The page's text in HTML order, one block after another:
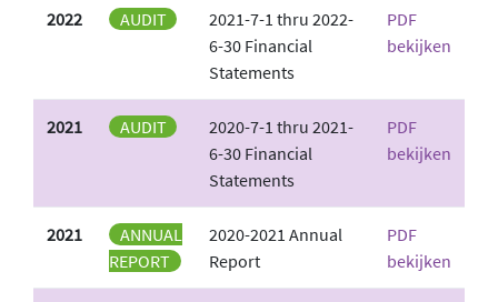
2022 AUDIT
2021-7-1 thru 2022-
6-30 Financial
Statements
PDF
bekijken
2021 AUDIT
2020-7-1 thru 2021-
6-30 Financial
Statements
PDF
bekijken
2021
ANNUAL
REPORT
2020-2021 Annual
Report
PDF
bekijken